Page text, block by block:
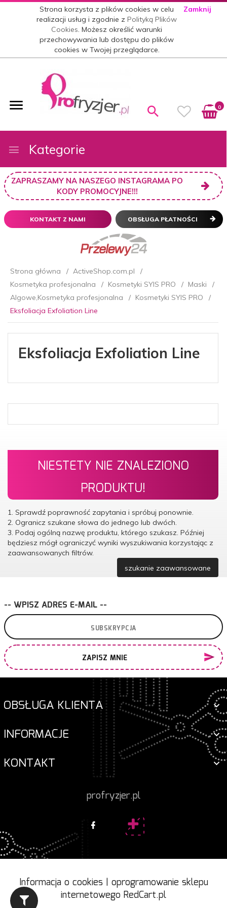
Strona korzysta z plików cookies w celu
realizacji usług i zgodnie zPolityką Plików
Cookies. Możesz określić warunki
przechowywania lub dostępu do plików
cookies w Twojej przeglądarce.
Zamknij
0
Kategorie
ZAPRASZAMY NA NASZEGO INSTAGRAMA PO
KODY PROMOCYJNE!!!
KONTAKT Z NAMI OBSŁUGA PŁATNOŚCI
Strona główna
ActiveShop.com.pl
Kosmetyka profesjonalna
Kosmetyki SYIS PRO
Maski
Algowe,Kosmetyka profesjonalna
Kosmetyki SYIS PRO
Eksfoliacja Exfoliation Line
Eksfoliacja Exfoliation Line
NIESTETY NIE ZNALEZIONO
PRODUKTU!
1. Sprawdź poprawność zapytania i spróbuj ponownie.
2. Ogranicz szukane słowa do jednego lub dwóch.
3. Podaj ogólną nazwę produktu, którego szukasz. Później
będziesz mógł ograniczyć wyniki wyszukiwania korzystając z
zaawansowanych filtrów.
szukanie zaawansowane
-- WPISZ ADRES E-MAIL --
ZAPISZ MNIE
OBSŁUGA KLIENTA
INFORMACJE
KONTAKT
profryzjer.pl
Informacja o cookies | oprogramowanie sklepu
internetowego RedCart.pl